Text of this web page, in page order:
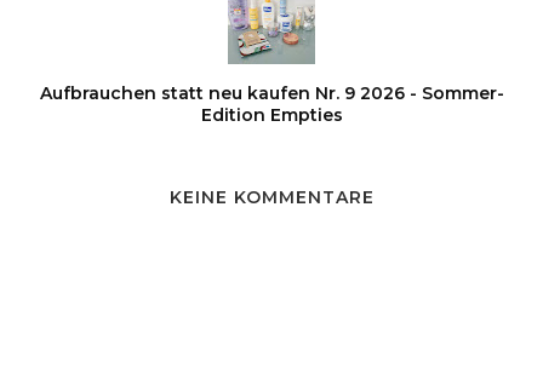
Aufbrauchen statt neu kaufen Nr. 9 2026 - Sommer-
Edition Empties
KEINE KOMMENTARE